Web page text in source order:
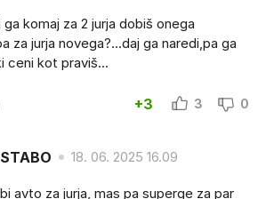
ga komaj za 2 jurja dobiš onega
za jurja novega?...daj ga naredi,pa ga
ceni kot praviš...
+3 3 0
18. 06. 2025 16.09
avto za jurja, mas pa superge za par